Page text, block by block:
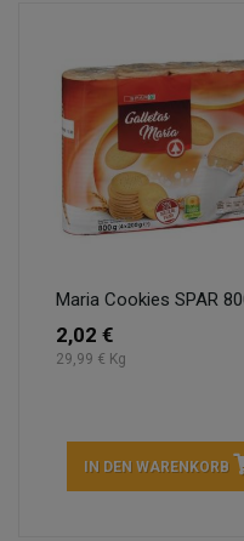
Maria Cookies SPAR
2,02 €
29,99 € Kg
IN DEN WARENKORB